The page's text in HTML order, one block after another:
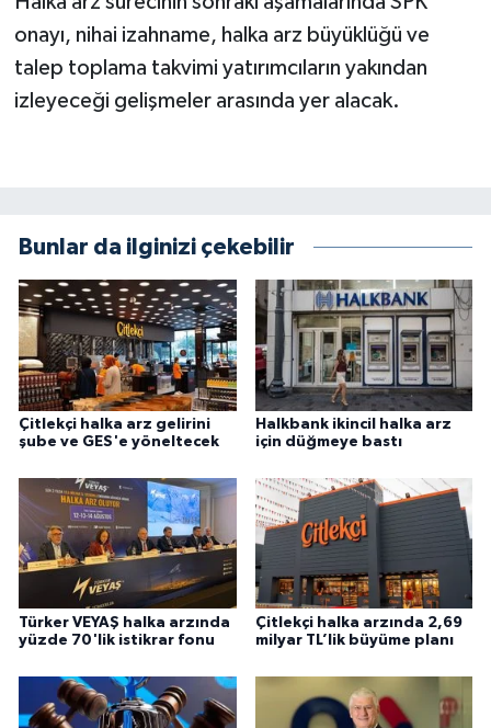
onayı, nihai izahname, halka arz büyüklüğü ve
talep toplama takvimi yatırımcıların yakından
izleyeceği gelişmeler arasında yer alacak.
Bunlar da ilginizi çekebilir
Çitlekçi halka arz gelirini
şube ve GES'e yöneltecek
Halkbank ikincil halka arz
için düğmeye bastı
Türker VEYAŞ halka arzında
yüzde 70'lik istikrar fonu
Çitlekçi halka arzında 2,69
milyar TL’lik büyüme planı